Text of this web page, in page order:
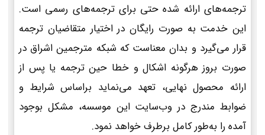
ترجمه‌های ارائه شده حتی برای ترجمه‌های رسمی است.
این خدمت به صورت رایگان در اختیار متقاضیان ترجمه
قرار می‌گیرد و بدان معناست که شبکه مترجمین اشراق در
صورت بروز هرگونه اشکال و خطا حین ترجمه یا پس از
ارائه محصول نهایی، تعهد می‌نماید براساس شرایط و
ضوابط مندرج در وب‌سایت این موسسه، مشکل بوجود
آمده را به‌طور کامل برطرف خواهد نمود.